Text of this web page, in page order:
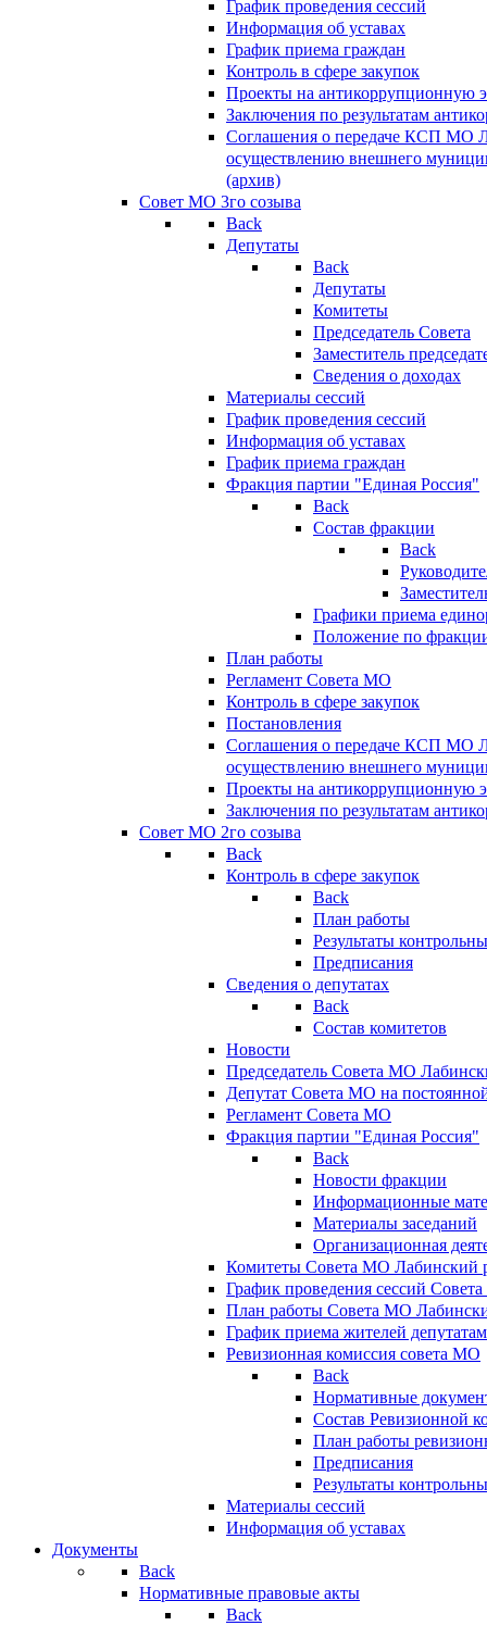
График проведения сессий
Информация об уставах
График приема граждан
Контроль в сфере закупок
Проекты на антикоррупционную
Заключения по результатам
Соглашения о передаче КСП МО
осуществлению внешнего
(архив)
Совет МО 3го созыва
Back
Депутаты
Back
Депутаты
Комитеты
Председатель Совета
Заместитель
Сведения о доходах
Материалы сессий
График проведения сессий
Информация об уставах
График приема граждан
Фракция партии "Единая Россия"
Back
Состав фракции
Back
Графики приема
Положение по
План работы
Регламент Совета МО
Контроль в сфере закупок
Постановления
Соглашения о передаче КСП МО
осуществлению внешнего
Проекты на антикоррупционную
Заключения по результатам
Совет МО 2го созыва
Back
Контроль в сфере закупок
Back
План работы
Результаты
Предписания
Сведения о депутатах
Back
Состав комитетов
Новости
Председатель Совета МО
Депутат Совета МО на
Регламент Совета МО
Фракция партии "Единая Россия"
Back
Новости фракции
Информационные
Материалы заседаний
Организационная
Комитеты Совета МО Лабинский
График проведения сессий
План работы Совета МО
График приема жителей
Ревизионная комиссия совета МО
Back
Нормативные
Состав Ревизионной
План работы
Предписания
Результаты
Материалы сессий
Информация об уставах
Документы
Back
Нормативные правовые акты
Back